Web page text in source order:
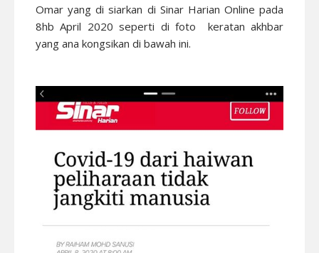
Omar yang di siarkan di Sinar Harian Online pada
8hb April 2020 seperti di foto keratan akhbar
yang ana kongsikan di bawah ini.